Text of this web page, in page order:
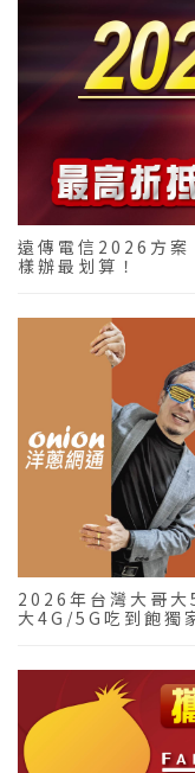
遠傳電信2026方案
樣辦最划算！
2026年台灣大哥
大4G/5G吃到飽獨